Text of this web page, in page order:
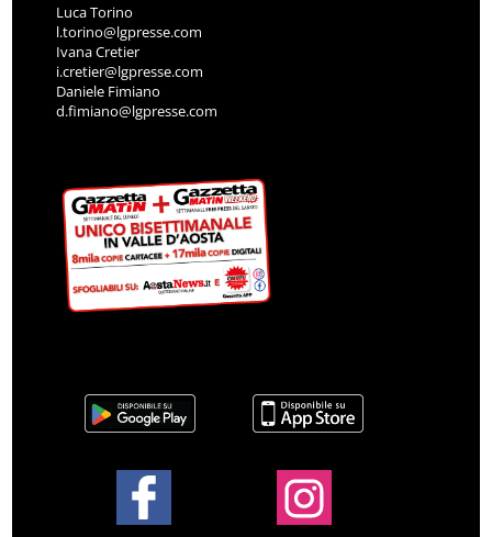
Luca Torino
l.torino@lgpresse.com
Ivana Cretier
i.cretier@lgpresse.com
Daniele Fimiano
d.fimiano@lgpresse.com